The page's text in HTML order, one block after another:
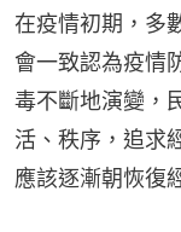
在疫情初期，多
會一致認為疫情
毒不斷地演變，
活、秩序，追求
應該逐漸朝恢復